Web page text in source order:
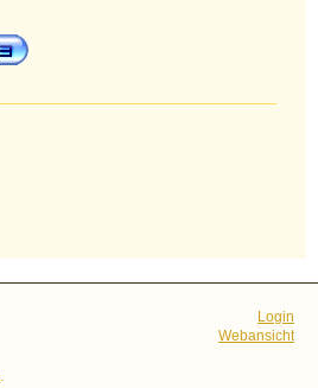
.
Login
Webansicht